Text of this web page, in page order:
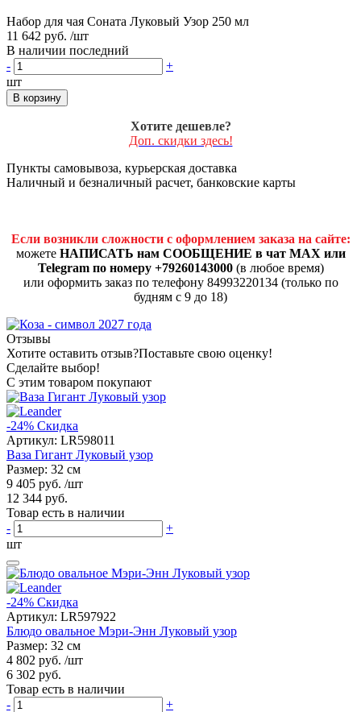
Набор для чая Соната Луковый Узор 250 мл
11 642 руб. /шт
В наличии последний
-
+
шт
В корзину
Хотите дешевле?
Доп. скидки здесь!
Пункты самовывоза, курьерская доставка
Наличный и безналичный расчет, банковские карты
Если возникли сложности с оформлением заказа на сайте:
можете НАПИСАТЬ нам СООБЩЕНИЕ в чат MAX или
Telegram по номеру +79260143000(в любое время)
или оформить заказ по телефону 84993220134 (только по
будням с 9 до 18)
Отзывы
Хотите оставить отзыв?Поставьте свою оценку!
Сделайте выбор!
С этим товаром покупают
-24% Скидка
Артикул: LR598011
Ваза Гигант Луковый узор
Размер: 32 см
9 405 руб. /шт
12 344 руб.
Товар есть в наличии
-
+
шт
-24% Скидка
Артикул: LR597922
Блюдо овальное Мэри-Энн Луковый узор
Размер: 32 см
4 802 руб. /шт
6 302 руб.
Товар есть в наличии
-
+